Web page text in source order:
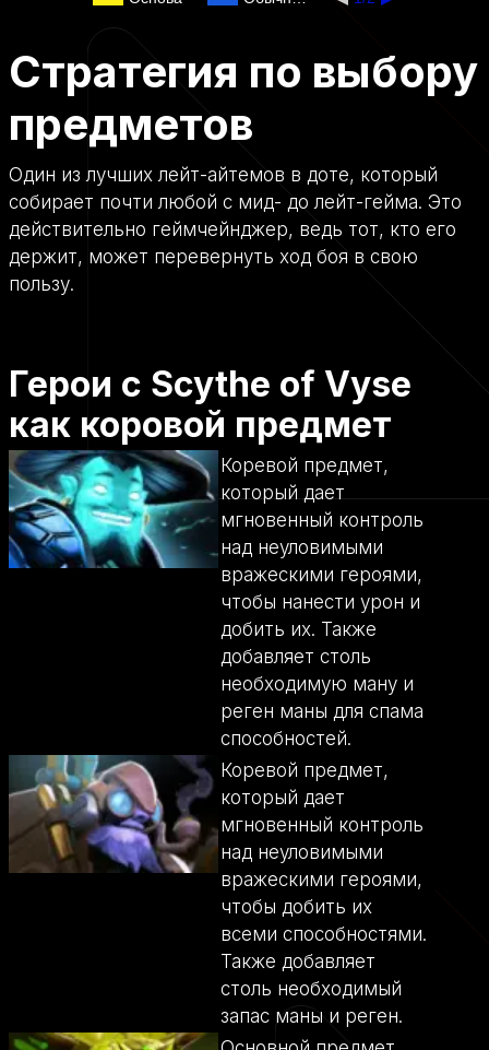
Стратегия по выбору
предметов
Один из лучших лейт-айтемов в доте, который
собирает почти любой с мид- до лейт-гейма. Это
действительно геймчейнджер, ведь тот, кто его
держит, может перевернуть ход боя в свою
пользу.
Герои с Scythe of Vyse
как коровой предмет
Коревой предмет,
который дает
мгновенный контроль
над неуловимыми
вражескими героями,
чтобы нанести урон и
добить их. Также
добавляет столь
необходимую ману и
реген маны для спама
способностей.
Коревой предмет,
который дает
мгновенный контроль
над неуловимыми
вражескими героями,
чтобы добить их
всеми способностями.
Также добавляет
столь необходимый
запас маны и реген.